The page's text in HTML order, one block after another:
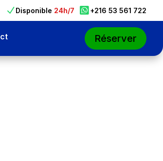
NDisponible 24h/7  +216 53 561 722
Réserver